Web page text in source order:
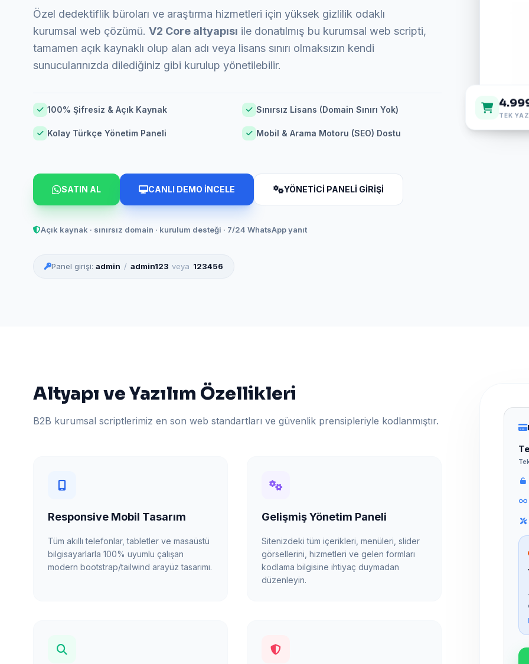
Özel dedektiflik büroları ve araştırma hizmetleri için yüksek gizlilik odaklı
kurumsal web çözümü. V2 Core altyapısı ile donatılmış bu kurumsal web scripti,
tamamen açık kaynaklı olup alan adı veya lisans sınırı olmaksızın kendi
sunucularınızda dilediğiniz gibi kurulup yönetilebilir.
100% Şifresiz & Açık Kaynak Sınırsız Lisans (Domain Sınırı Yok)
Kolay Türkçe Yönetim Paneli Mobil & Arama Motoru (SEO) Dostu
SATIN AL CANLI DEMO İNCELE YÖNETİCİ PANELİ GİRİŞİ
Açık kaynak · sınırsız domain · kurulum desteği · 7/24 WhatsApp yanıt
Panel girişi:admin / admin123 veya 123456
TEK
Altyapı ve Yazılım Özellikleri
B2B kurumsal scriptlerimiz en son web standartları ve güvenlik prensipleriyle kodlanmıştır.
Responsive Mobil Tasarım
Tüm akıllı telefonlar, tabletler ve masaüstü
bilgisayarlarla 100% uyumlu çalışan
modern bootstrap/tailwind arayüz tasarımı.
Gelişmiş Yönetim Paneli
Sitenizdeki tüm içerikleri, menüleri, slider
görsellerini, hizmetleri ve gelen formları
kodlama bilgisine ihtiyaç duymadan
düzenleyin.